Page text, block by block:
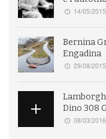
14/05/2015
Bernina
Engadina
29/08/2015
Dino 308
08/03/2016